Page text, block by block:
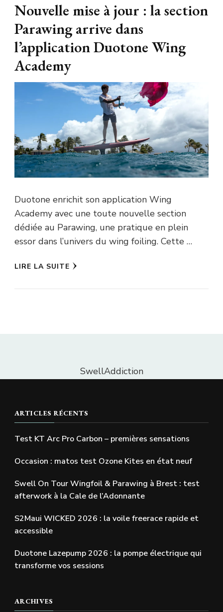
Nouvelle mise à jour : la section
Parawing arrive dans
l’application Duotone Wing
Academy
Duotone enrichit son application Wing
Academy avec une toute nouvelle section
dédiée au Parawing, une pratique en plein
essor dans l’univers du wing foiling. Cette …
LIRE LA SUITE
SwellAddiction
ARTICLES RÉCENTS
Test KT Arc Pro Carbon – premières sensations
Occasion : matos test Ozone Kites en état neuf
Swell On Tour Wingfoil & Parawing à Brest : test
afterwork à la Cale de l’Adonnante
S2Maui WICKED 2026 : la voile freerace rapide et
accessible
Duotone Lazepump 2026 : la pompe électrique qui
transforme vos sessions
ARCHIVES